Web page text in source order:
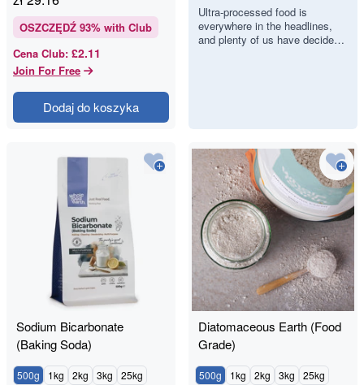
Sodium Bicarbonate
(Baking Soda)
500g 1kg 2kg 3kg 25kg
Diatomaceous Earth (Food
Grade)
500g 1kg 2kg 3kg 25kg
OSZCZĘDŹ 93% with Club
Cena Club: £2.11
Join For Free
Dodaj do koszyka
Food, but Can
We Actually
Spot It?
Ultra-processed food is
everywhere in the headlines,
and plenty of us have decided